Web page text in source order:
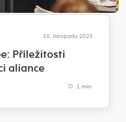
10. listopadu 2025
Příležitosti
aliance
1 min.